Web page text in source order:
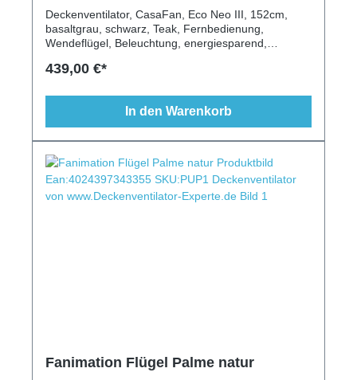
Deckenventilator, CasaFan, Eco Neo III, 152cm,
basaltgrau, schwarz, Teak, Fernbedienung,
Wendeflügel, Beleuchtung, energiesparend,
439,00 €*
In den Warenkorb
Fanimation Flügel Palme natur